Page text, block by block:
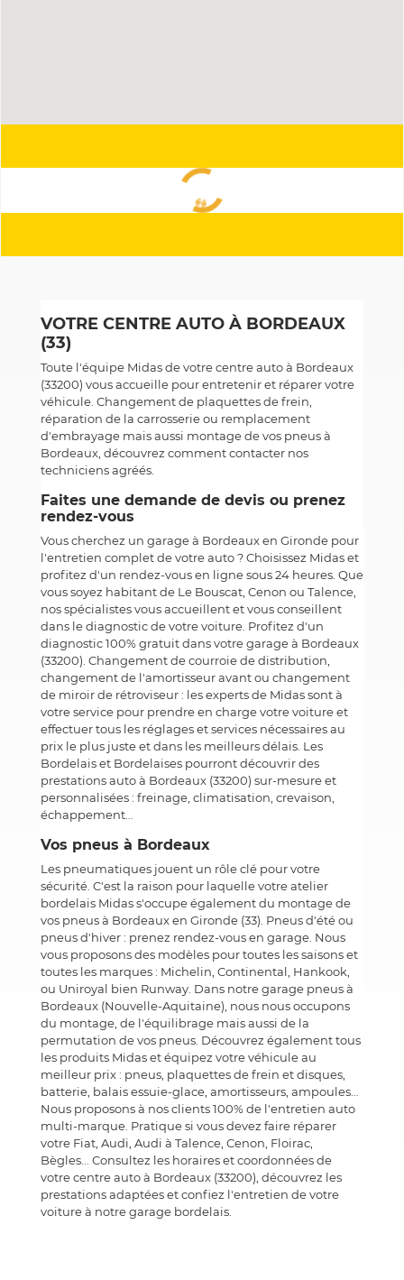
VOTRE CENTRE AUTO À BORDEAUX
(33)
Toute l'équipe Midas de votre centre auto à Bordeaux
(33200) vous accueille pour entretenir et réparer votre
véhicule. Changement de plaquettes de frein,
réparation de la carrosserie ou remplacement
d'embrayage mais aussi montage de vos pneus à
Bordeaux, découvrez comment contacter nos
techniciens agréés.
Faites une demande de devis ou prenez
rendez-vous
Vous cherchez un garage à Bordeaux en Gironde pour
l'entretien complet de votre auto ? Choisissez Midas et
profitez d'un rendez-vous en ligne sous 24 heures. Que
vous soyez habitant de Le Bouscat, Cenon ou Talence,
nos spécialistes vous accueillent et vous conseillent
dans le diagnostic de votre voiture. Profitez d'un
diagnostic 100% gratuit dans votre garage à Bordeaux
(33200). Changement de courroie de distribution,
changement de l'amortisseur avant ou changement
de miroir de rétroviseur : les experts de Midas sont à
votre service pour prendre en charge votre voiture et
effectuer tous les réglages et services nécessaires au
prix le plus juste et dans les meilleurs délais. Les
Bordelais et Bordelaises pourront découvrir des
prestations auto à Bordeaux (33200) sur-mesure et
personnalisées : freinage, climatisation, crevaison,
échappement…
Vos pneus à Bordeaux
Les pneumatiques jouent un rôle clé pour votre
sécurité. C'est la raison pour laquelle votre atelier
bordelais Midas s'occupe également du montage de
vos pneus à Bordeaux en Gironde (33). Pneus d'été ou
pneus d'hiver : prenez rendez-vous en garage. Nous
vous proposons des modèles pour toutes les saisons et
toutes les marques : Michelin, Continental, Hankook,
ou Uniroyal bien Runway. Dans notre garage pneus à
Bordeaux (Nouvelle-Aquitaine), nous nous occupons
du montage, de l'équilibrage mais aussi de la
permutation de vos pneus. Découvrez également tous
les produits Midas et équipez votre véhicule au
meilleur prix : pneus, plaquettes de frein et disques,
batterie, balais essuie-glace, amortisseurs, ampoules…
Nous proposons à nos clients 100% de l'entretien auto
multi-marque. Pratique si vous devez faire réparer
votre Fiat, Audi, Audi à Talence, Cenon, Floirac,
Bègles... Consultez les horaires et coordonnées de
votre centre auto à Bordeaux (33200), découvrez les
prestations adaptées et confiez l'entretien de votre
voiture à notre garage bordelais.